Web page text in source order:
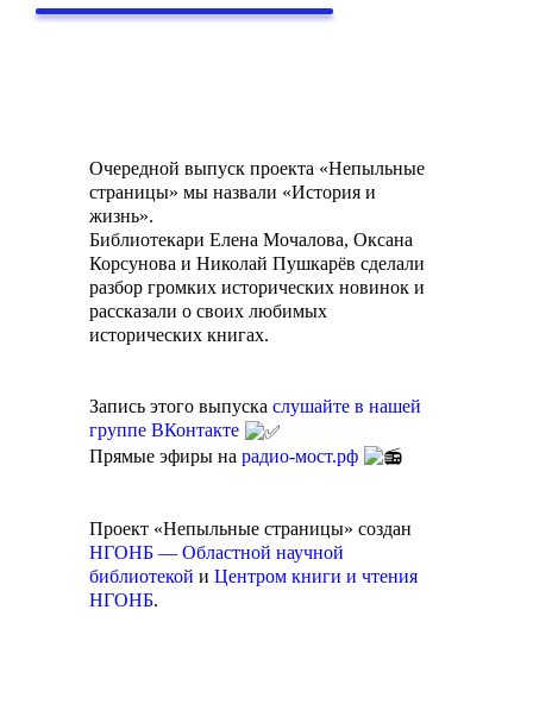
Очередной выпуск проекта «Непыльные
страницы» мы назвали «История и
жизнь».
Библиотекари Елена Мочалова, Оксана
Корсунова и Николай Пушкарёв сделали
разбор громких исторических новинок и
рассказали о своих любимых
исторических книгах.
Запись этого выпуска слушайте в нашей
группе ВКонтакте
Прямые эфиры на радио-мост.рф
Проект «Непыльные страницы» создан
НГОНБ — Областной научной
библиотекой и Центром книги и чтения
НГОНБ.